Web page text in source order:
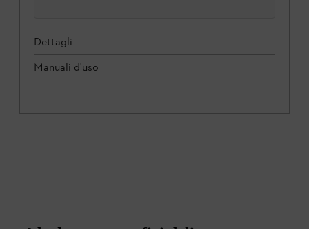
Dettagli
Manuali d'uso